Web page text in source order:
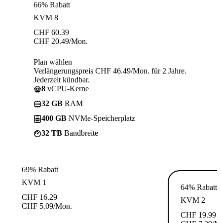
66% Rabatt
KVM 8
CHF 60.39
CHF 20.49/Mon.
Plan wählen
Verlängerungspreis CHF 46.49/Mon. für 2 Jahre.
Jederzeit kündbar.
8 vCPU-Kerne
32 GB RAM
400 GB NVMe-Speicherplatz
32 TB Bandbreite
69% Rabatt
KVM 1
CHF 16.29
CHF 5.09/Mon.
64% Rabatt
KVM 2
CHF 19.99